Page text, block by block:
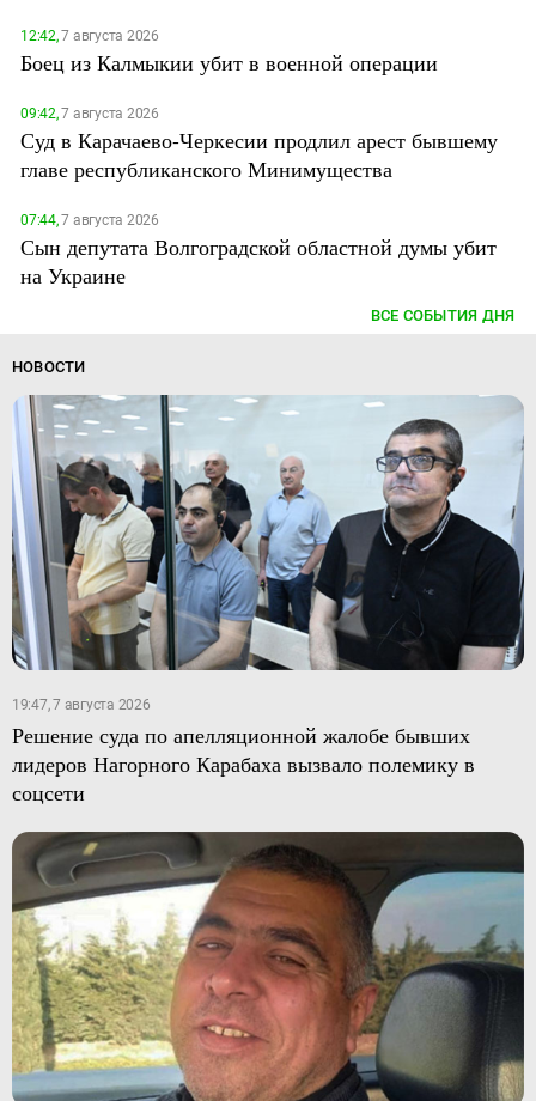
12:42,7 августа 2026
Боец из Калмыкии убит в военной операции
09:42,7 августа 2026
Суд в Карачаево-Черкесии продлил арест бывшему
главе республиканского Минимущества
07:44,7 августа 2026
Сын депутата Волгоградской областной думы убит
на Украине
ВСЕ СОБЫТИЯ ДНЯ
НОВОСТИ
19:47, 7 августа 2026
Решение суда по апелляционной жалобе бывших
лидеров Нагорного Карабаха вызвало полемику в
соцсети